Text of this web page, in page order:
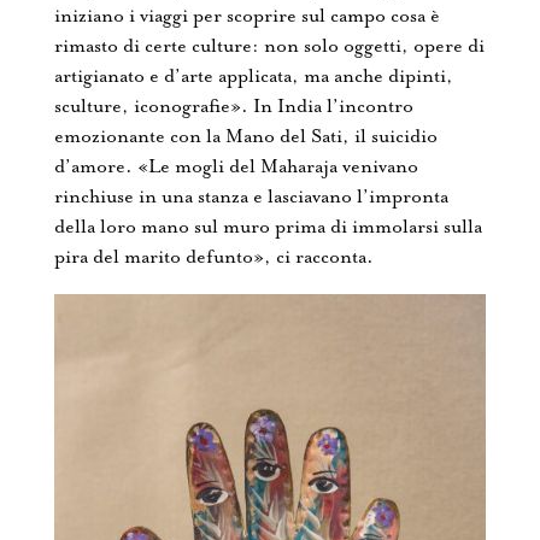
iniziano i viaggi per scoprire sul campo cosa è
rimasto di certe culture: non solo oggetti, opere di
artigianato e d’arte applicata, ma anche dipinti,
sculture, iconografie». In India l’incontro
emozionante con la Mano del Sati, il suicidio
d’amore. «Le mogli del Maharaja venivano
rinchiuse in una stanza e lasciavano l’impronta
della loro mano sul muro prima di immolarsi sulla
pira del marito defunto», ci racconta.